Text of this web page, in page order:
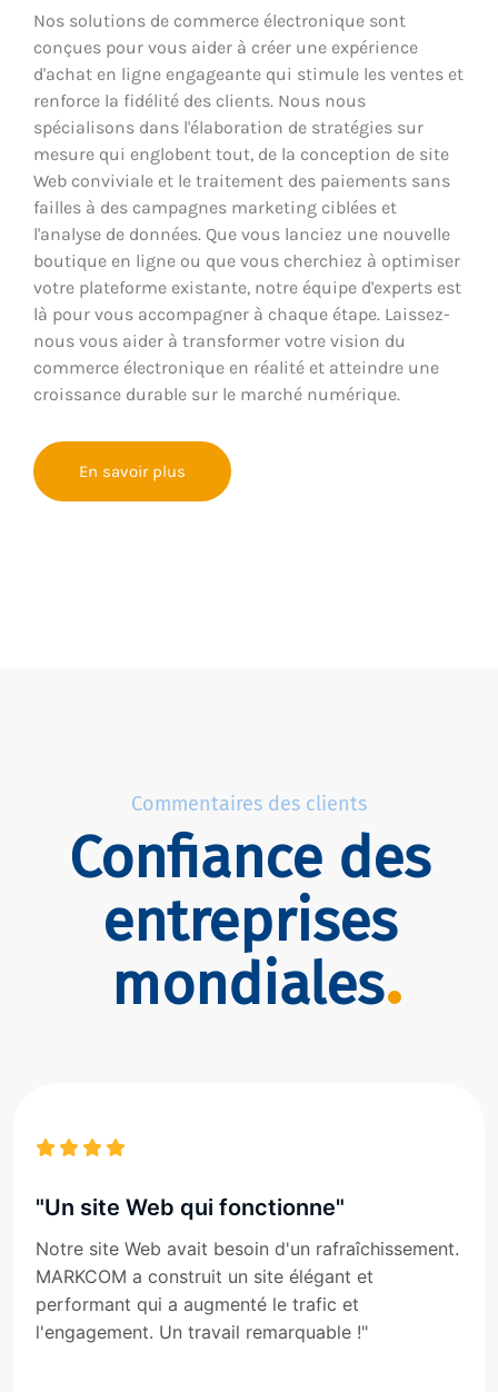
Nos solutions de commerce électronique sont
conçues pour vous aider à créer une expérience
d'achat en ligne engageante qui stimule les ventes et
renforce la fidélité des clients. Nous nous
spécialisons dans l'élaboration de stratégies sur
mesure qui englobent tout, de la conception de site
Web conviviale et le traitement des paiements sans
failles à des campagnes marketing ciblées et
l'analyse de données. Que vous lanciez une nouvelle
boutique en ligne ou que vous cherchiez à optimiser
votre plateforme existante, notre équipe d'experts est
là pour vous accompagner à chaque étape. Laissez-
nous vous aider à transformer votre vision du
commerce électronique en réalité et atteindre une
croissance durable sur le marché numérique.
En savoir plus
Commentaires des clients
Confiance des
entreprises
mondiales
"Un site Web qui fonctionne"
Notre site Web avait besoin d'un rafraîchissement.
MARKCOM a construit un site élégant et
performant qui a augmenté le trafic et
l'engagement. Un travail remarquable !"